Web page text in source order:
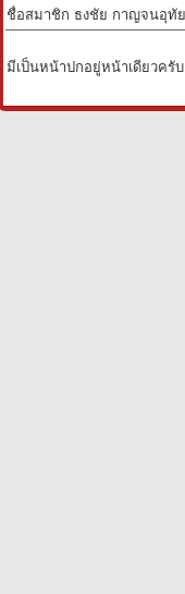
ชื่อสมาชิก ธงชัย กาญจนอุทัย
มีเป็นหน้าปกอยู่หน้าเดียวครับ